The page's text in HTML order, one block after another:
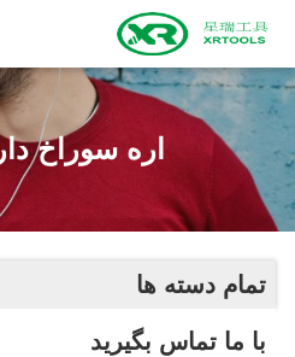
اره سوراخ
تمام دسته ها
با ما تماس بگیرید